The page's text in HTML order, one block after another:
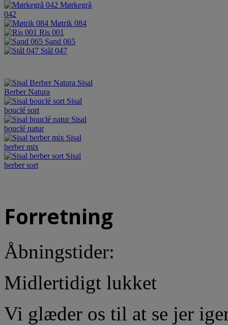
Mørkegrå
042
Møtrik 084
Ris 001
Sand 065
Stål 047
Sisal
Berber Natura
Sisal
bouclé sort
Sisal
bouclé natur
Sisal
berber mix
Sisal
berber sort
Forretning
Åbningstider:
Midlertidigt lukket
Vi glæder os til at se jer